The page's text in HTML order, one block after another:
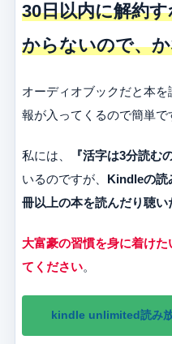
30日以内に解約
からないので、
オーディオブックだと本
報が入ってくるので簡単で
私には、 『活字は3分読む
いるのですが、 Kindleの読
冊以上の本を読んだり聴
大富豪の習慣を身に着け
てください。
kindle unlimited読み